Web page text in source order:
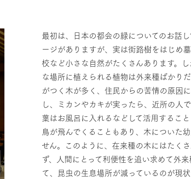
最初は、日本の都会の緑についてのお話
ージがありますが、実は街路樹をはじめ
校など小さな自然がたくさんあります。
な場所に植えられる植物は外来種ばかり
がつく木が多く、住民からの苦情の原因
し、ミカンやカキが実ったら、近所の人
葉はお風呂に入れるなどして活用するこ
鳥が飛んでくることもあり、木についた
せん。このように、在来種の木にはたく
ず、人間にとって利便性を追い求めて外
て、昆虫の生息場所が減っているのが現